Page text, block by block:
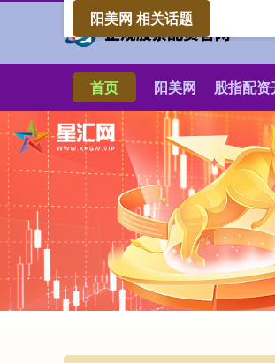
首页 阳美网 股指配资
阳美网 相关话题